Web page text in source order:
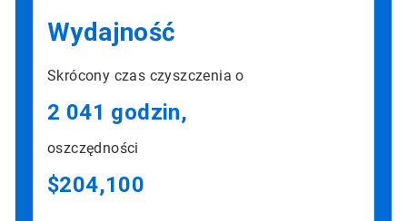
Wydajność
Skrócony czas czyszczenia o
2 041 godzin,
oszczędności
$204,100